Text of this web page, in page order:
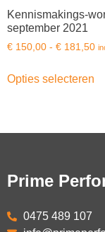
Kennismakings-
september 2021
€ 150,00 - € 181,50
Opties selecteren
Prime
0475 489 107